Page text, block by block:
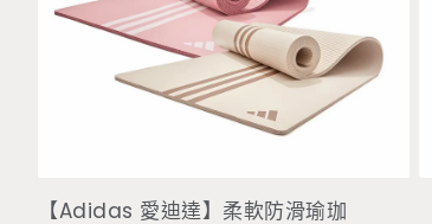
選擇選項
【Adidas 愛迪達】柔軟防滑瑜珈